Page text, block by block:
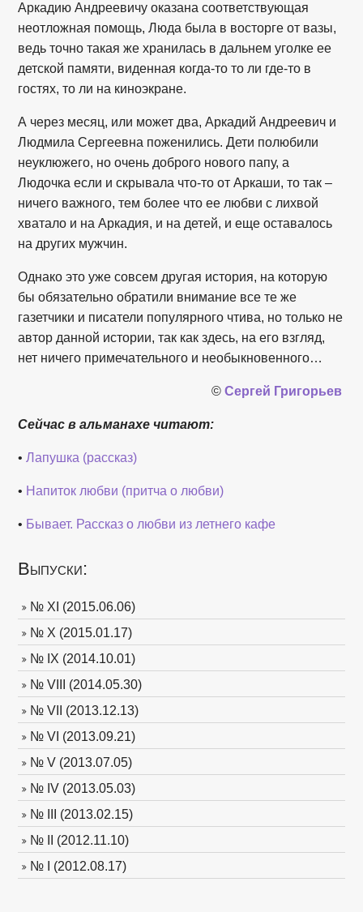
Аркадию Андреевичу оказана соответствующая
неотложная помощь, Люда была в восторге от вазы,
ведь точно такая же хранилась в дальнем уголке ее
детской памяти, виденная когда-то то ли где-то в
гостях, то ли на киноэкране.
А через месяц, или может два, Аркадий Андреевич и
Людмила Сергеевна поженились. Дети полюбили
неуклюжего, но очень доброго нового папу, а
Людочка если и скрывала что-то от Аркаши, то так –
ничего важного, тем более что ее любви с лихвой
хватало и на Аркадия, и на детей, и еще оставалось
на других мужчин.
Однако это уже совсем другая история, на которую
бы обязательно обратили внимание все те же
газетчики и писатели популярного чтива, но только не
автор данной истории, так как здесь, на его взгляд,
нет ничего примечательного и необыкновенного…
© Сергей Григорьев
Сейчас в альманахе читают:
•Лапушка (рассказ)
• Напиток любви (притча о любви)
• Бывает. Рассказ о любви из летнего кафе
Выпуски:
№ XI (2015.06.06)
№ X (2015.01.17)
№ IX (2014.10.01)
№ VIII (2014.05.30)
№ VII (2013.12.13)
№ VI (2013.09.21)
№ V (2013.07.05)
№ IV (2013.05.03)
№ III (2013.02.15)
№ II (2012.11.10)
№ I (2012.08.17)